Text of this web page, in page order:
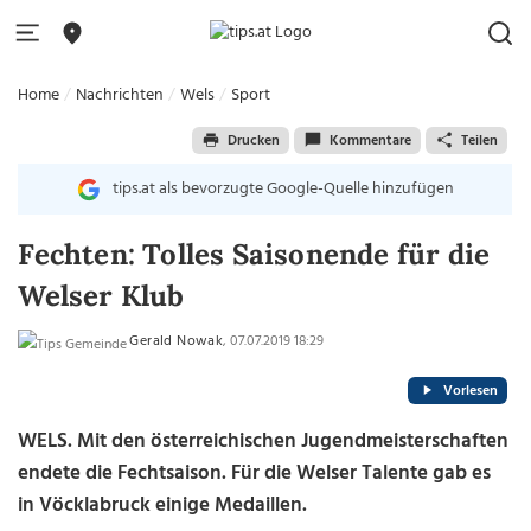
Home Nachrichten Wels Sport
Drucken Kommentare Teilen
tips.at als bevorzugte Google-Quelle hinzufügen
Fechten: Tolles Saisonende für die
Welser Klub
Gerald Nowak, 07.07.2019 18:29
Vorlesen
WELS. Mit den österreichischen Jugendmeisterschaften
endete die Fechtsaison. Für die Welser Talente gab es
in Vöcklabruck einige Medaillen.